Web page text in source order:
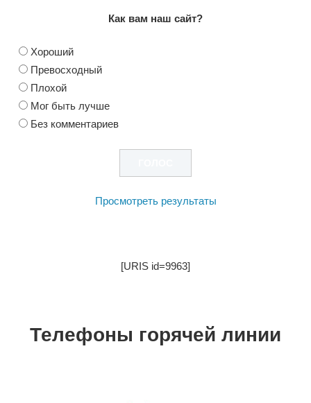
Как вам наш сайт?
Хороший
Превосходный
Плохой
Мог быть лучше
Без комментариев
Просмотреть результаты
[URIS id=9963]
Телефоны горячей линии